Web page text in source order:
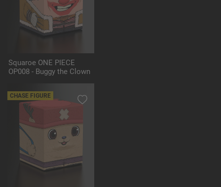
Squaroe ONE PIECE
OP008 - Buggy the Clown
CHASE FIGURE